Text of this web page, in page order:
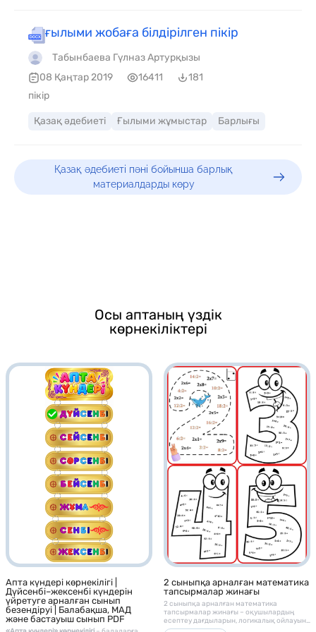
ғылыми жобаға білдірілген пікір
Табынбаева Гүлназ Артурқызы
08 Қаңтар 2019
16411
181
пікір
Қазақ әдебиеті Ғылыми жұмыстар Барлығы
Қазақ әдебиеті пәні бойынша барлық
материалдарды көру
Осы аптаның үздік
көрнекіліктері
Апта күндері көрнекілігі |
Дүйсенбі–жексенбі күндерін
үйретуге арналған сынып
безендіруі | Балабақша, МАД
және бастауыш сынып PDF
2 сыныпқа арналған математика
тапсырмалар жинағы
2 сыныпқа арналған математика
тапсырмалар жинағы – оқушылардың
есептеу дағдыларын, логикалық ойлауын
және математикалық сауаттылығын